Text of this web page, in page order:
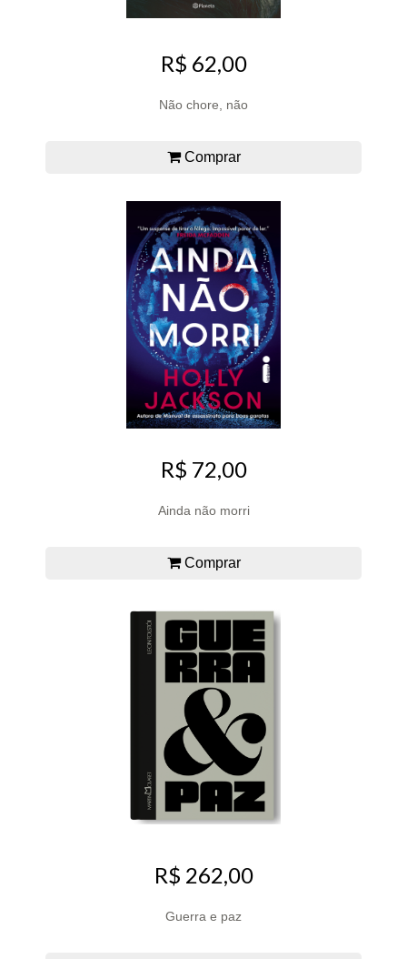
R$ 62,00
Não chore, não
Comprar
R$ 72,00
Ainda não morri
Comprar
R$ 262,00
Guerra e paz